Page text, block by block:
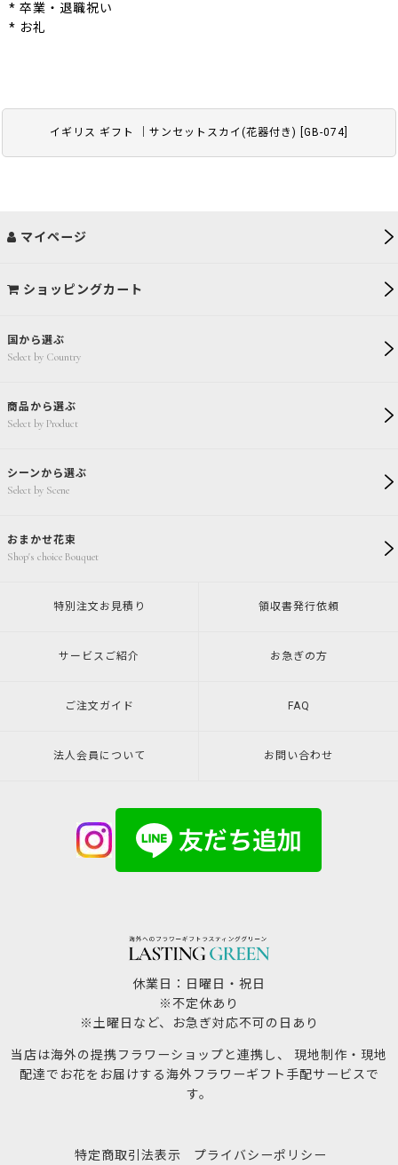
イギリス ギフト ｜サンセットスカイ(花器付き) GB-074
* 卒業・退職祝い
* お礼
国から選ぶ
Select by Country
商品から選ぶ
Select by Product
シーンから選ぶ
Select by Scene
おまかせ花束
Shop's choice Bouquet
マイページ
ショッピングカート
特別注文 お見積り 領収書発行依頼
サービスご紹介 お急ぎの方
ご注文ガイド FAQ
法人会員について お問い合わせ
休業日：日曜日・祝日
※不定休あり
※土曜日など、お急ぎ対応不可の日あり
当店は海外の提携フラワーショップと連携し、 現地制作・現地
配達でお花をお届けする海外フラワーギフト手配サービスで
す。
特定商取引法表示 プライバシーポリシー